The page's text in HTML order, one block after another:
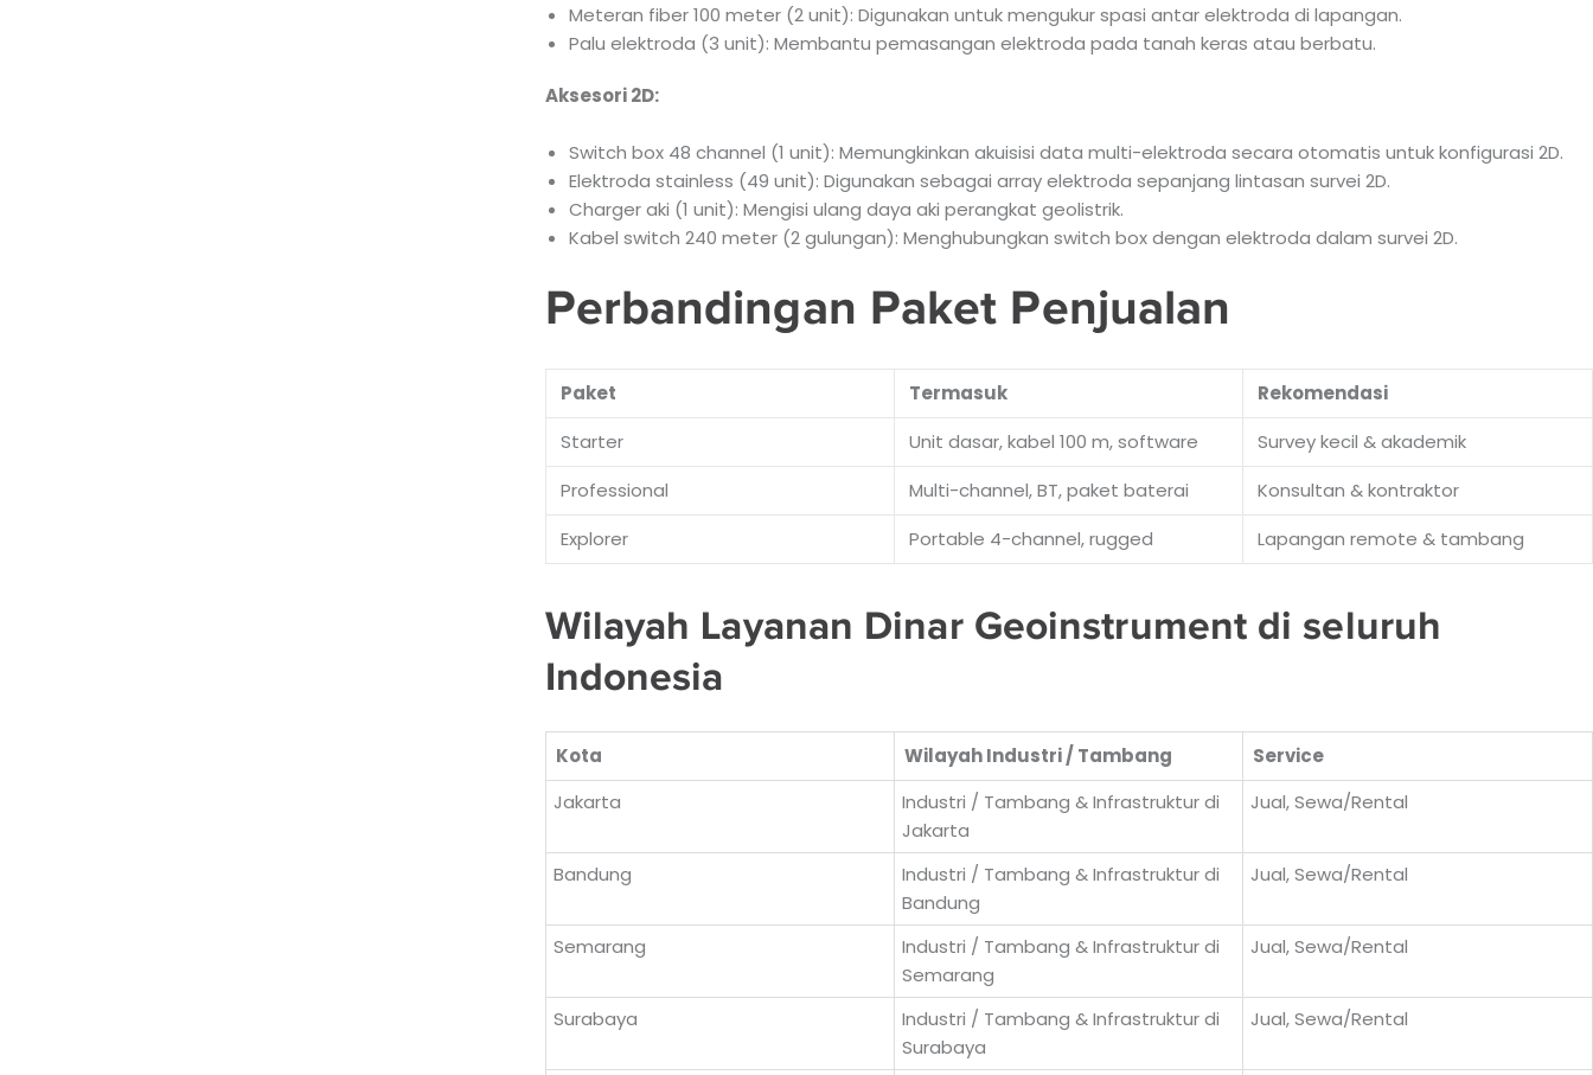
Meteran fiber 100 meter (2 unit): Digunakan untuk mengukur spasi antar elektroda di lapangan.
Palu elektroda (3 unit): Membantu pemasangan elektroda pada tanah keras atau berbatu.
Aksesori 2D:
Switch box 48 channel (1 unit): Memungkinkan akuisisi data multi-elektroda secara otomatis untuk konfigurasi 2D.
Elektroda stainless (49 unit): Digunakan sebagai array elektroda sepanjang lintasan survei 2D.
Charger aki (1 unit): Mengisi ulang daya aki perangkat geolistrik.
Kabel switch 240 meter (2 gulungan): Menghubungkan switch box dengan elektroda dalam survei 2D.
Perbandingan Paket Penjualan
Paket Termasuk
Rekomendasi
Starter
Unit dasar, kabel 100 m, software
Survey kecil & akademik
Professional
Multi-channel, BT, paket baterai
Konsultan & kontraktor
Explorer
Portable 4-channel, rugged Lapangan remote & tambang
Wilayah Layanan Dinar Geoinstrument di seluruh
Indonesia
Kota Wilayah Industri / Tambang
Service
Jakarta
Industri / Tambang & Infrastruktur di
Jakarta
Jual, Sewa/Rental
Bandung
Industri / Tambang & Infrastruktur di
Bandung
Jual, Sewa/Rental
Semarang
Industri / Tambang & Infrastruktur di
Semarang
Jual, Sewa/Rental
Surabaya
Industri / Tambang & Infrastruktur di
Surabaya
Jual, Sewa/Rental